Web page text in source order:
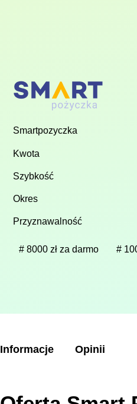
Smartpozyczka
Kwota
Szybkość
Okres
Przyznawalność
8000 zł za darmo
Informacje Opinii